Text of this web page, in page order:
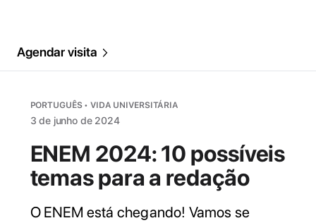
Agendar visita
PORTUGUÊS • VIDA UNIVERSITÁRIA
3 de junho de 2024
ENEM 2024: 10 possíveis
temas para a redação
O ENEM está chegando! Vamos se